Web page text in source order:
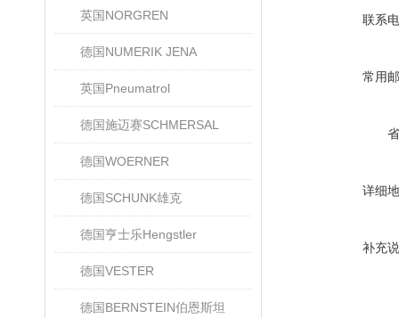
英国NORGREN
德国NUMERIK JENA
英国Pneumatrol
德国施迈赛SCHMERSAL
德国WOERNER
德国SCHUNK雄克
德国亨士乐Hengstler
德国VESTER
德国BERNSTEIN伯恩斯坦
联系
常用
详细
补充